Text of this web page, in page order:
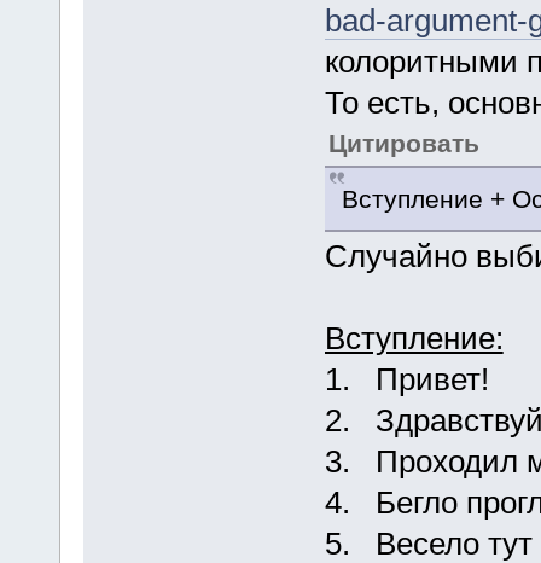
bad-argument-
колоритными
То есть,
Цитировать
Вступление +
Случайно
Вступление:
1. Привет!
2.
3. Проходил
4. Бегло
5. Весело тут